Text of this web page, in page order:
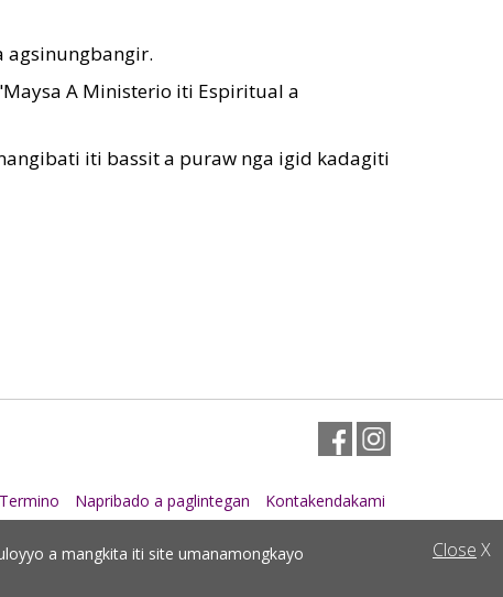
agsinungbangir.
A Ministerio iti Espiritual a
iti bassit a puraw nga igid kadagiti
FacebookInstagram
Termino Napribado a paglintegan Kontakendakami
Close X
a mangkita iti site umanamongkayo